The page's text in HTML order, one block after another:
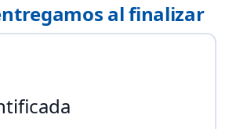
al finalizar